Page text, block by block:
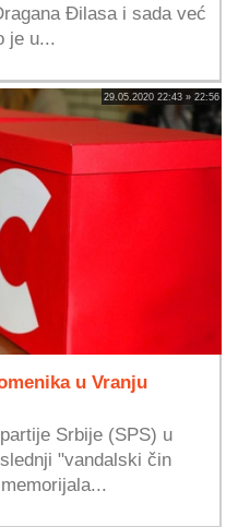
Đilasa i sada već
je u...
29.05.2020 22:43 » 22:56
u Vranju
Srbije (SPS) u
"vandalski čin